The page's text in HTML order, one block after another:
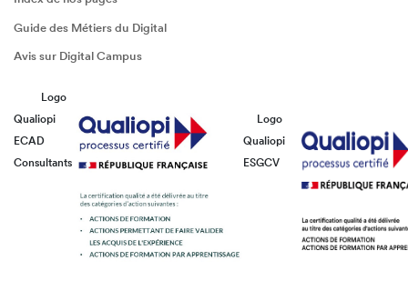
Guide des Métiers du Digital
Avis sur Digital Campus
Logo
Qualiopi
ECAD
Consultants
Logo
Qualiopi
ESGCV